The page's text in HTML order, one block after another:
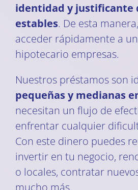
identidad y justificante
estables. De esta
acceder rápidamente a
hipotecario empresas.
Nuestros préstamos son
pequeñas y medianas
necesitan un flujo de
enfrentar cualquier
Con este dinero puedes
invertir en tu negocio,
o locales, contratar
mucho más.